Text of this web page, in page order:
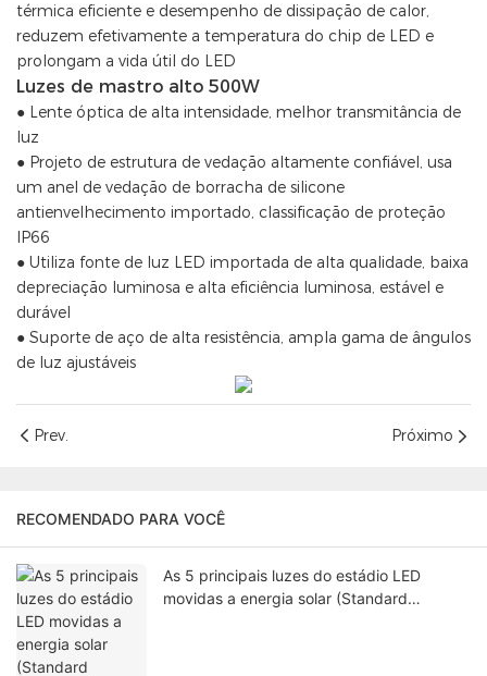
térmica eficiente e desempenho de dissipação de calor,
reduzem efetivamente a temperatura do chip de LED e
prolongam a vida útil do LED
Luzes de mastro alto 500W
● Lente óptica de alta intensidade, melhor transmitância de
luz
● Projeto de estrutura de vedação altamente confiável, usa
um anel de vedação de borracha de silicone
antienvelhecimento importado, classificação de proteção
IP66
● Utiliza fonte de luz LED importada de alta qualidade, baixa
depreciação luminosa e alta eficiência luminosa, estável e
durável
● Suporte de aço de alta resistência, ampla gama de ângulos
de luz ajustáveis
Prev. Próximo
RECOMENDADO PARA VOCÊ
As 5 principais luzes do estádio LED
movidas a energia solar (Standard